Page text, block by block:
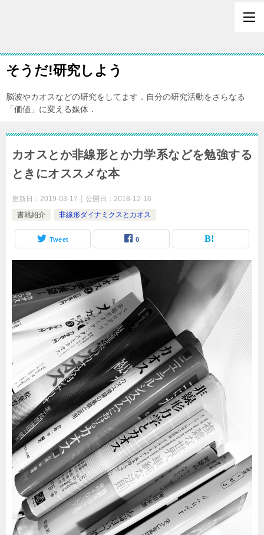
そうだ!研究しよう
脳波やカオスなどの研究をしてます．自分の研究活動をさらなる
「価値」に変える媒体．
カオスとか非線形とか力学系などを勉強する
ときにオススメな本
更新日： 2019-03-17 公開日： 2018-12-16
書籍紹介
非線形ダイナミクスとカオス
Tweet 0